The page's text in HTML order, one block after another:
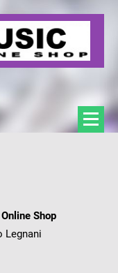
Shop
Legnani